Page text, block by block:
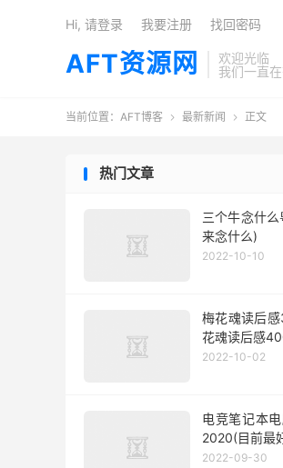
AFT资源网
欢迎光临
我们一直
Hi, 请登录 我要注册 找回密码
当前位置： AFT博客  最新新闻  正文
热门文章
三个牛念什
来念什么)
2022-10-10
梅花魂读后
花魂读后感
2022-10-02
电竞笔记本
2020(目前最
2022-09-30